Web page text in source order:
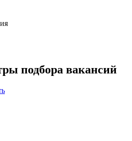
подбора вакансий